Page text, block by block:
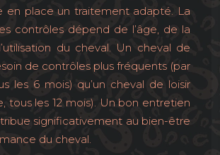
place un traitement adapté. La
contrôles dépend de l’âge, de la
du cheval. Un cheval de
de contrôles plus fréquents (par
les 6 mois) qu’un cheval de loisir
tous les 12 mois). Un bon entretien
significativement au bien-être
du cheval.